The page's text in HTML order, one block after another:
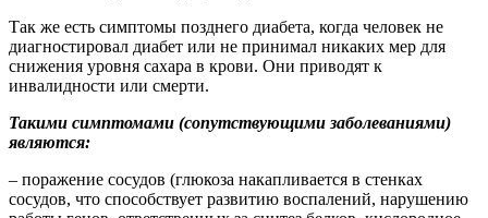
Так же есть симптомы позднего диабета, когда человек не
диагностировал диабет или не принимал никаких мер для
снижения уровня сахара в крови. Они приводят к
инвалидности или смерти.
Такими симптомами (сопутствующими заболеваниями)
являются:
– поражение сосудов (глюкоза накапливается в стенках
сосудов, что способствует развитию воспалений, нарушению